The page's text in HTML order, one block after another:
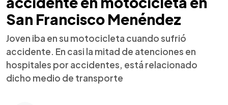
San Francisco Menéndez
Joven iba en su motocicleta cuando sufrió
accidente. En casi la mitad de atenciones en
hospitales por accidentes, está relacionado
dicho medio de transporte